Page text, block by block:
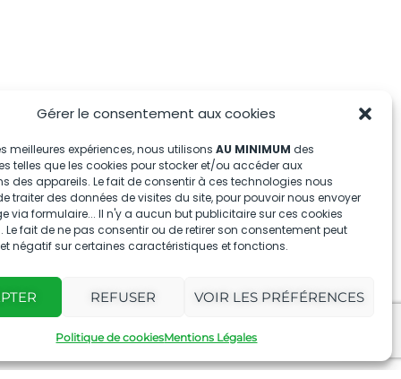
Gérer le consentement aux cookies
meilleures expériences, nous utilisons AU MINIMUM des
telles que les cookies pour stocker et/ou accéder aux
des appareils. Le fait de consentir à ces technologies nous
traiter des données de visites du site, pour pouvoir nous envoyer
via formulaire... Il n'y a aucun but publicitaire sur ces cookies
Le fait de ne pas consentir ou de retirer son consentement peut
négatif sur certaines caractéristiques et fonctions.
REFUSER VOIR LES PRÉFÉRENCES
Politique de cookiesMentions Légales